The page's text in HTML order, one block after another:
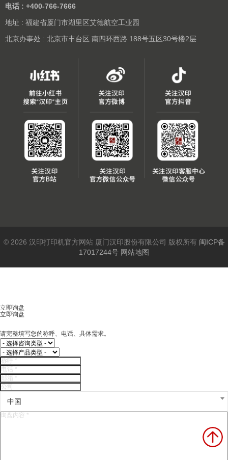
电话 : +400-766-7666
地址 : 福建省厦门市湖里区艾德航空工业园
北京办事处 : 北京市丰台区 南四环西路 188号五区30号楼2层
© 2026 汉印打印机官方网站 厦门汉印股份有限公司 版权所有 闽ICP备
17017244号 网站地图
立即询盘
立即询盘
请完整填写您的称呼、电话、具体需求。
中国